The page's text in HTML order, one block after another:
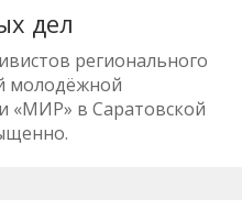
дел
регионального
молодёжной
«МИР» в Саратовской